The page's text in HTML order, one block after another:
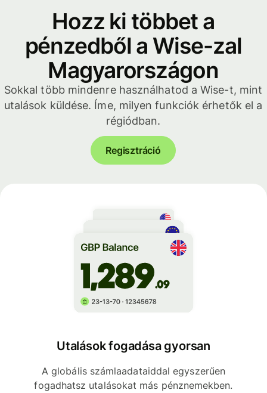
Hozz ki többet a
pénzedből a Wise-zal
Magyarországon
Sokkal több mindenre használhatod a Wise-t, mint
utalások küldése. Íme, milyen funkciók érhetők el a
régiódban.
Regisztráció
Utalások fogadása gyorsan
A globális számlaadataiddal egyszerűen
fogadhatsz utalásokat más pénznemekben.